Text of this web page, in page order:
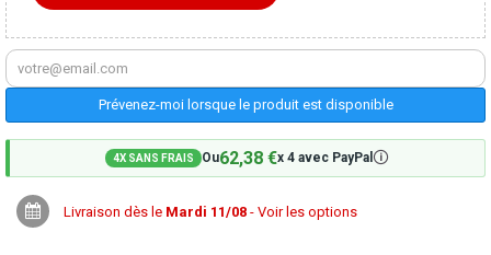
Prévenez-moi lorsque le produit est disponible
4X SANS FRAIS Ou62,38 €x 4 avec PayPal 🛈
Livraison dès le Mardi 11/08 - Voir les options